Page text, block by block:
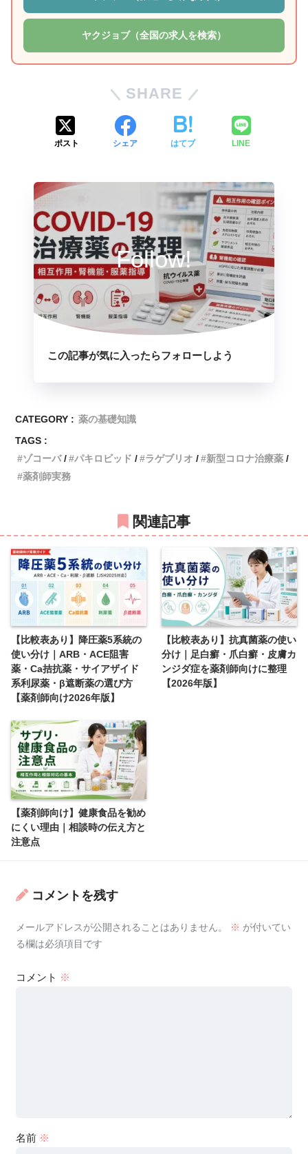
ヤクジョブ（全国の求人を検索）
SHARE
ポスト シェア はてブ LINE
Follow!
この記事が気に入ったらフォローしよう
CATEGORY : 薬の基礎知識
TAGS :
ゾコーバ
パキロビッド ラゲブリオ
新型コロナ治療薬
薬剤師実務
関連記事
【比較表あり】降圧薬5系統の
使い分け｜ARB・ACE阻害
薬・Ca拮抗薬・サイアザイド
系利尿薬・β遮断薬の選び方
【薬剤師向け2026年版】
【比較表あり】抗真菌薬の使い
分け｜足白癬・爪白癬・皮膚カ
ンジダ症を薬剤師向けに整理
【2026年版】
【薬剤師向け】健康食品を勧め
にくい理由｜相談時の伝え方と
注意点
コメントを残す
メールアドレスが公開されることはありません。 ※ が付いてい
る欄は必須項目です
コメント ※
名前 ※